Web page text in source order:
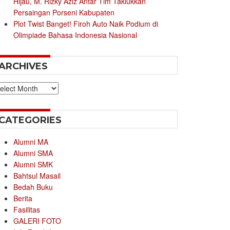
Persaingan Porseni Kabupaten
Plot Twist Banget! Firoh Auto Naik Podium di
Olimpiade Bahasa Indonesia Nasional
Alumni MA
Alumni SMA
Alumni SMK
Bahtsul Masail
Bedah Buku
Berita
Fasilitas
GALERI FOTO